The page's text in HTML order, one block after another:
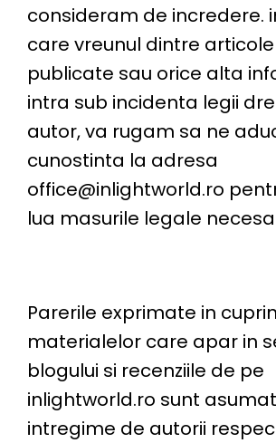
consideram de incredere.
care vreunul dintre
publicate sau orice alta
intra sub incidenta legii
autor, va rugam sa ne
cunostinta la adresa
office@inlightworld.ro
lua masurile legale
Parerile exprimate in
materialelor care apar in
blogului si recenziile de pe
inlightworld.ro sunt
intregime de autorii